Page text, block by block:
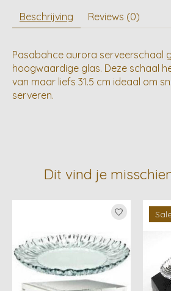
Beschrijving Reviews (0)
Pasabahce aurora serveerschaal
hoogwaardige glas. Deze schaal
van maar liefs 31.5 cm ideaal om
serveren.
Dit vind je
Items van productcarrousel
Sale